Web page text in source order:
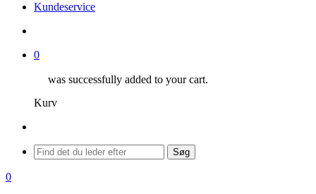
Kundeservice
0
was successfully added to your cart.
Kurv
Menu
Søg
search
0